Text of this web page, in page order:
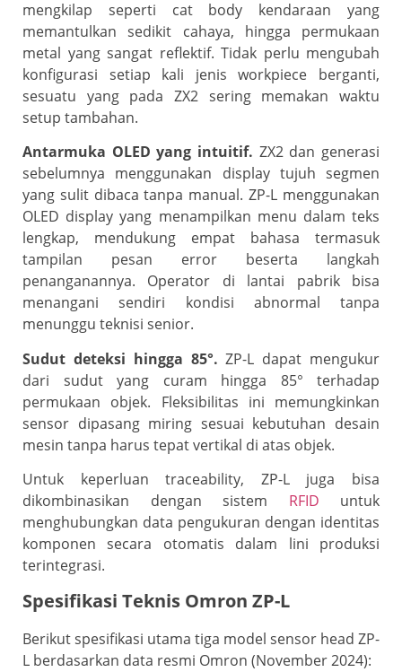
mengkilap seperti cat body kendaraan yang
memantulkan sedikit cahaya, hingga permukaan
metal yang sangat reflektif. Tidak perlu mengubah
konfigurasi setiap kali jenis workpiece berganti,
sesuatu yang pada ZX2 sering memakan waktu
setup tambahan.
Antarmuka OLED yang intuitif. ZX2 dan generasi
sebelumnya menggunakan display tujuh segmen
yang sulit dibaca tanpa manual. ZP-L menggunakan
OLED display yang menampilkan menu dalam teks
lengkap, mendukung empat bahasa termasuk
tampilan pesan error beserta langkah
penanganannya. Operator di lantai pabrik bisa
menangani sendiri kondisi abnormal tanpa
menunggu teknisi senior.
Sudut deteksi hingga 85°. ZP-L dapat mengukur
dari sudut yang curam hingga 85° terhadap
permukaan objek. Fleksibilitas ini memungkinkan
sensor dipasang miring sesuai kebutuhan desain
mesin tanpa harus tepat vertikal di atas objek.
Untuk keperluan traceability, ZP-L juga bisa
dikombinasikan dengan sistem
RFID untuk
menghubungkan data pengukuran dengan identitas
komponen secara otomatis dalam lini produksi
terintegrasi.
Spesifikasi Teknis Omron ZP-L
Berikut spesifikasi utama tiga model sensor head ZP-
L berdasarkan data resmi Omron (November 2024):